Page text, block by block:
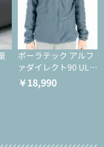
ポーラテック アルフ
ァダイレクト90 ULジ
ャケット
￥18,990